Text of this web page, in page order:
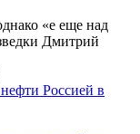
«е еще над
Дмитрий